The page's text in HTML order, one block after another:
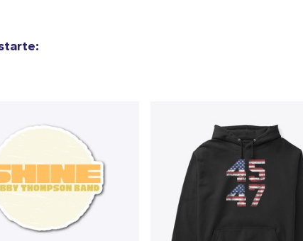
Level 3600 | Premium Ring-Spun Cotton T-Shirt
US$